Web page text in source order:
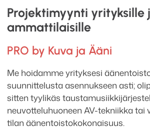
Projektimyynti yrityksille
ammattilaisille
PRO by Kuva ja Ääni
Me hoidamme yrityksesi
suunnittelusta asennukseen asti;
sitten tyylikäs
neuvotteluhuoneen AV-tekniikka tai
tilan äänentoistokokonaisuus.